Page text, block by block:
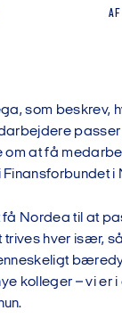
som
om at få
i
Nordea til at
hver især,
kolleger – vi er i